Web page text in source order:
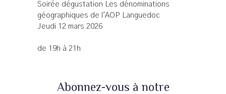
Soirée dégustation Les dénominations
géographiques de l'AOP Languedoc
Jeudi 12 mars 2026
de 19h à 21h
Abonnez-vous à notre